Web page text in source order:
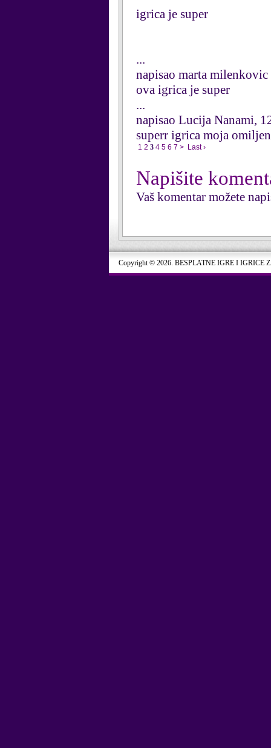
igrica je super
...
napisao marta
ova igrica je super
...
napisao Lucija Nanami,
superr igrica moja
1 2 3 4 5 6 7 > Last ›
Napišite
Vaš komentar možete
Copyright © 2026. BESPLATNE IGRE I IGRICE